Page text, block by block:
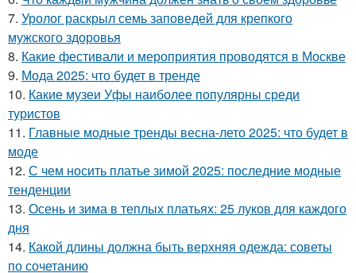
7. Уролог раскрыл семь заповедей для крепкого
мужского здоровья
8. Какие фестивали и мероприятия проводятся в Москве
9. Мода 2025: что будет в тренде
10. Какие музеи Уфы наиболее популярны среди
туристов
11. Главные модные тренды весна-лето 2025: что будет в
моде
12. С чем носить платье зимой 2025: последние модные
тенденции
13. Осень и зима в теплых платьях: 25 луков для каждого
дня
14. Какой длины должна быть верхняя одежда: советы
по сочетанию